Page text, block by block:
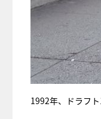
1992年、ドラフ